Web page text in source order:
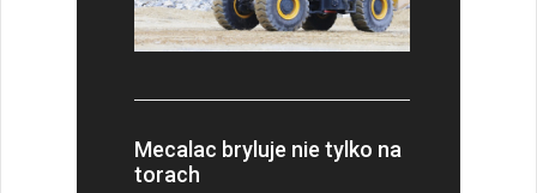
Mecalac bryluje nie tylko na
torach